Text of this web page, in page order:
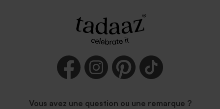
Vous avez une question ou une remarque ?